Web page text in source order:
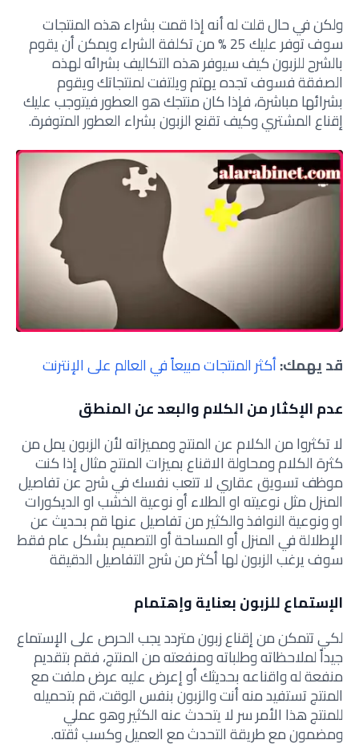
ولكن في حال قلت له أنه إذا قمت بشراء هذه المنتجات
سوف توفر عليك 25 % من تكلفة الشراء ويمكن أن يقوم
بالشرح للزبون كيف سيوفر هذه التكاليف بشرائه لهذه
الصفقة فسوف تجده يهتم ويلتفت لمنتجاتك ويقوم
بشرائها مباشرة، فإذا كان منتجك هو العطور فيتوجب عليك
إقناع المشتري وكيف تقنع الزبون بشراء العطور المتوفرة.
قد يهمك:أكثر المنتجات مبيعاً في العالم على الإنترنت
عدم الإكثار من الكلام والبعد عن المنطق
لا تكثروا من الكلام عن المنتج ومميزاته لأن الزبون يمل من
كثرة الكلام ومحاولة الاقناع بميزات المنتج مثال إذا كنت
موظف تسويق عقاري لا تتعب نفسك في شرح عن تفاصيل
المنزل مثل نوعيته او الطلاء أو نوعية الخشب او الديكورات
او ونوعية النوافذ والكثير من تفاصيل عنها قم بحديث عن
الإطلالة في المنزل أو المساحة أو التصميم بشكل عام فقط
سوف يرغب الزبون لها أكثر من شرح التفاصيل الدقيقة
الإستماع للزبون بعناية وإهتمام
لكي تتمكن من إقناع زبون متردد يجب الحرص على الإستماع
جيداً لملاحظاته وطلباته ومنفعته من المنتج، فقم بتقديم
منفعة له واقناعه بحديثك أو إعرض عليه عرض ملفت مع
المنتج تستفيد منه أنت والزبون بنفس الوقت، قم بتحميله
للمنتج هذا الأمر سر لا يتحدث عنه الكثير وهو عملي
ومضمون مع طريقة التحدث مع العميل وكسب ثقته.